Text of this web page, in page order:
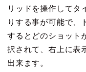
リッドを操作してタ
りする事が可能で、
するとどのショット
択されて、右上に表
出来ます。